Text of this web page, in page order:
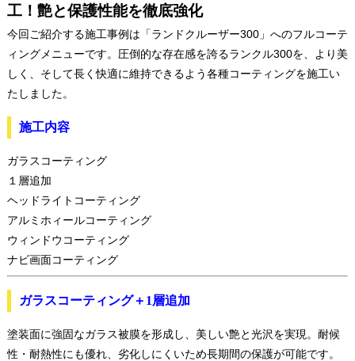
工！艶と保護性能を徹底強化
今回ご紹介する施工事例は「ランドクルーザー300」へのフルコーテ
ィングメニューです。圧倒的な存在感を誇るランクル300を、より美
しく、そして長く快適に維持できるよう各種コーティングを施工い
たしました。
施工内容
ガラスコーティング
１層追加
ヘッドライトコーティング
アルミホィールコーティング
ウィンドウコーティング
ナビ画面コーティング
ガラスコーティング＋1層追加
塗装面に強固なガラス被膜を形成し、美しい艶と光沢を実現。耐候
性・耐熱性にも優れ、劣化しにくいため長期間の保護が可能です。